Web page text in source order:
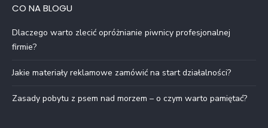
CO NA BLOGU
Dlaczego warto zlecić opróżnianie piwnicy profesjonalnej
firmie?
Jakie materiały reklamowe zamówić na start działalności?
Zasady pobytu z psem nad morzem – o czym warto pamiętać?